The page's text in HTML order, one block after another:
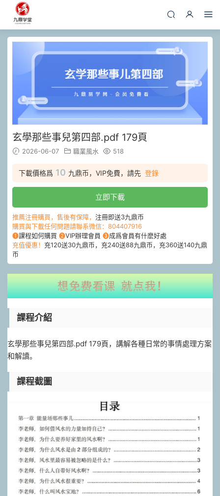
玄學那些事兒第四部.pdf 179頁
2026-06-07 職業風水 518
下載價格爲 10 九鼎币，VIP免費，請先 登錄
立即下載
推薦注冊購買，售後有保障， 注冊即送3九鼎币
購買與下載任何問題請聯系微信：804407916
❶課程如何購買 ❷VIP辦理會員 ❸成爲會員有什麽好處
充值優惠！ 充120送30九鼎币，充240送88九鼎币，充360送140九鼎
币
課程介紹
玄學那些事兒第四部.pdf 179頁，講解各種日常的事情處理方案
和解讀。
課程截圖